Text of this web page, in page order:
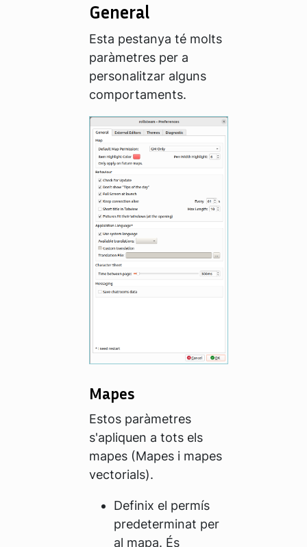
General
Esta pestanya té molts
paràmetres per a
personalitzar alguns
comportaments.
Mapes
Estos paràmetres
s'apliquen a tots els
mapes (Mapes i mapes
vectorials).
Definix el permís
predeterminat per
al mapa. És